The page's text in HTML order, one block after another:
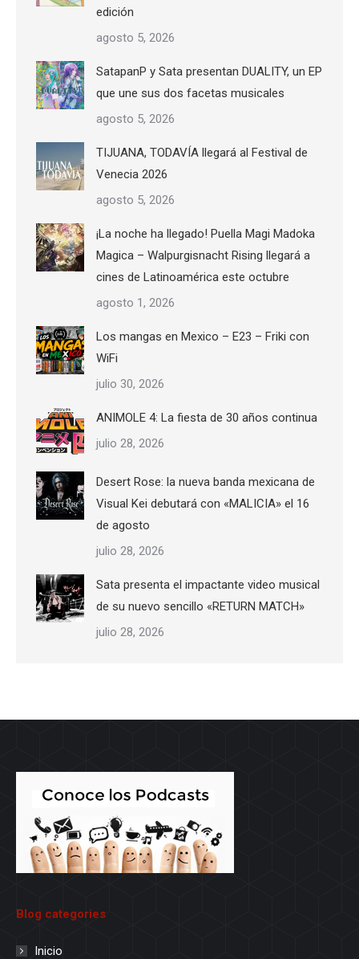
edición
agosto 5, 2026
SatapanP y Sata presentan DUALITY, un EP
que une sus dos facetas musicales
agosto 5, 2026
TIJUANA, TODAVÍA llegará al Festival de
Venecia 2026
agosto 5, 2026
¡La noche ha llegado! Puella Magi Madoka
Magica – Walpurgisnacht Rising llegará a
cines de Latinoamérica este octubre
agosto 1, 2026
Los mangas en Mexico – E23 – Friki con
WiFi
julio 30, 2026
ANIMOLE 4: La fiesta de 30 años continua
julio 28, 2026
Desert Rose: la nueva banda mexicana de
Visual Kei debutará con «MALICIA» el 16
de agosto
julio 28, 2026
Sata presenta el impactante video musical
de su nuevo sencillo «RETURN MATCH»
julio 28, 2026
Blog categories
Inicio